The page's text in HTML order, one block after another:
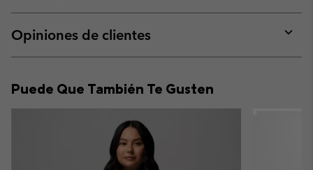
or
Opiniones de clientes
or
Puede Que También Te Gusten